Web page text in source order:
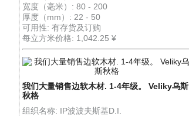
宽度（毫米）: 80 - 200
厚度（mm）: 22 - 50
可用性: 有存货及订购
每立方米价格: 1,042.25 ¥
我们大量销售边软木材. 1-4年级。 Veliky乌斯
秋格
组织名称: IP波波夫斯基D.I.